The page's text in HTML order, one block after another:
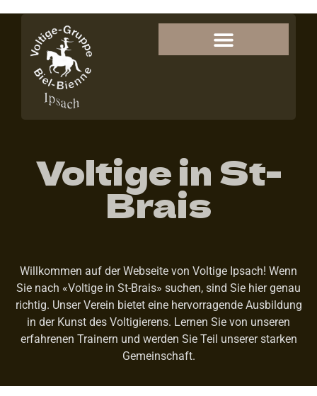
Voltige in St-
Brais
Willkommen auf der Webseite von Voltige Ipsach! Wenn
Sie nach «Voltige in St-Brais» suchen, sind Sie hier genau
richtig. Unser Verein bietet eine hervorragende Ausbildung
in der Kunst des Voltigierens. Lernen Sie von unseren
erfahrenen Trainern und werden Sie Teil unserer starken
Gemeinschaft.